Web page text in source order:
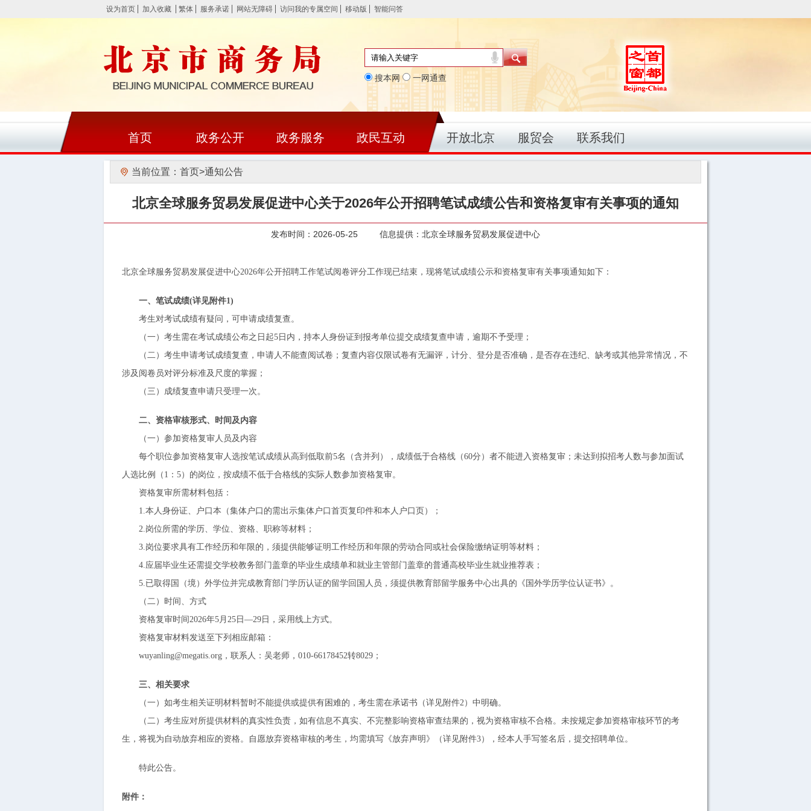
设为首页 加入收藏 繁体 服务承诺 网站无障碍 访问我的专属空间 移动版 智能问答
搜本网 一网通查
首页 政务公开 政务服务 政民互动 开放北京 服贸会 联系我们
当前位置： 首页>通知公告
北京全球服务贸易发展促进中心关于2026年公开招聘笔试成绩公告和资格复审有关事项的通知
发布时间：2026-05-25 信息提供：北京全球服务贸易发展促进中心
北京全球服务贸易发展促进中心2026年公开招聘工作笔试阅卷评分工作现已结束，现将笔试成绩公示和资格复审有关事项通知如下：
一、笔试成绩(详见附件1)
考生对考试成绩有疑问，可申请成绩复查。
（一）考生需在考试成绩公布之日起5日内，持本人身份证到报考单位提交成绩复查申请，逾期不予受理；
（二）考生申请考试成绩复查，申请人不能查阅试卷；复查内容仅限试卷有无漏评，计分、登分是否准确，是否存在违纪、缺考或其他异常情况，不
涉及阅卷员对评分标准及尺度的掌握；
（三）成绩复查申请只受理一次。
二、资格审核形式、时间及内容
（一）参加资格复审人员及内容
每个职位参加资格复审人选按笔试成绩从高到低取前5名（含并列），成绩低于合格线（60分）者不能进入资格复审；未达到拟招考人数与参加面试
人选比例（1：5）的岗位，按成绩不低于合格线的实际人数参加资格复审。
资格复审所需材料包括：
1.本人身份证、户口本（集体户口的需出示集体户口首页复印件和本人户口页）；
2.岗位所需的学历、学位、资格、职称等材料；
3.岗位要求具有工作经历和年限的，须提供能够证明工作经历和年限的劳动合同或社会保险缴纳证明等材料；
4.应届毕业生还需提交学校教务部门盖章的毕业生成绩单和就业主管部门盖章的普通高校毕业生就业推荐表；
5.已取得国（境）外学位并完成教育部门学历认证的留学回国人员，须提供教育部留学服务中心出具的《国外学历学位认证书》。
（二）时间、方式
资格复审时间2026年5月25日—29日，采用线上方式。
资格复审材料发送至下列相应邮箱：
wuyanling@megatis.org，联系人：吴老师，010-66178452转8029；
三、相关要求
（一）如考生相关证明材料暂时不能提供或提供有困难的，考生需在承诺书（详见附件2）中明确。
（二）考生应对所提供材料的真实性负责，如有信息不真实、不完整影响资格审查结果的，视为资格审核不合格。未按规定参加资格审核环节的考
生，将视为自动放弃相应的资格。自愿放弃资格审核的考生，均需填写《放弃声明》（详见附件3），经本人手写签名后，提交招聘单位。
特此公告。
附件：